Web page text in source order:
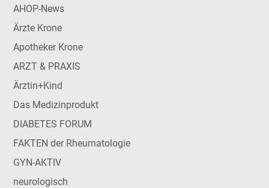
AHOP-News
Ärzte Krone
Apotheker Krone
ARZT & PRAXIS
Ärztin+Kind
Das Medizinprodukt
DIABETES FORUM
FAKTEN der Rheumatologie
GYN-AKTIV
neurologisch